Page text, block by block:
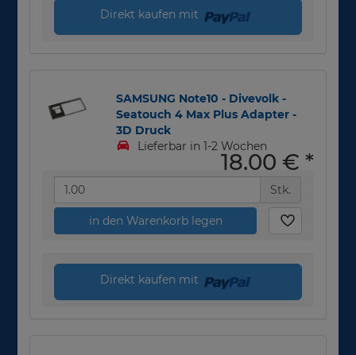
Direkt kaufen mit
SAMSUNG Note10 - Divevolk -
Seatouch 4 Max Plus Adapter -
3D Druck
Lieferbar in 1-2 Wochen
18,00 € *
Stk.
in den Warenkorb legen
Direkt kaufen mit